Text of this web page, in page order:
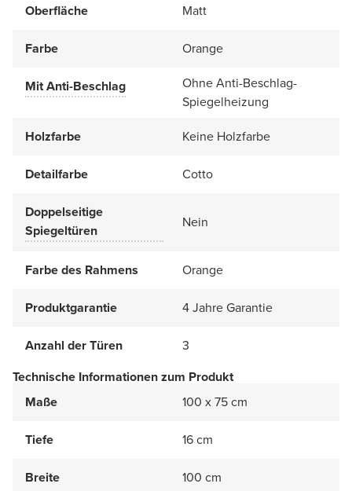
Oberfläche Matt
Farbe Orange
Mit Anti-Beschlag
Ohne Anti-Beschlag-
Spiegelheizung
Holzfarbe
Keine Holzfarbe
Detailfarbe Cotto
Doppelseitige
Spiegeltüren
Nein
Farbe des Rahmens Orange
Produktgarantie 4 Jahre Garantie
Anzahl der Türen
3
Technische Informationen zum Produkt
Maße
100 x 75 cm
Tiefe 16 cm
Breite 100 cm